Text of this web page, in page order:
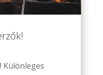
Különleges